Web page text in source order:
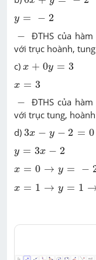
y = − 2
y =-2
− ĐTHS của
với trục hoành,
c) x + 0y = 3
x+ 0 y=3
x = 3
x=3
− ĐTHS của
với trục tung,
d) 3x − y − 2 = 0
3x 2=
y = 3x − 2
y =3 x-2
x = 0 → y = −
x=0 → = 2→A -
x = 1 → y = 1
x=1 → = 1→B 1 )